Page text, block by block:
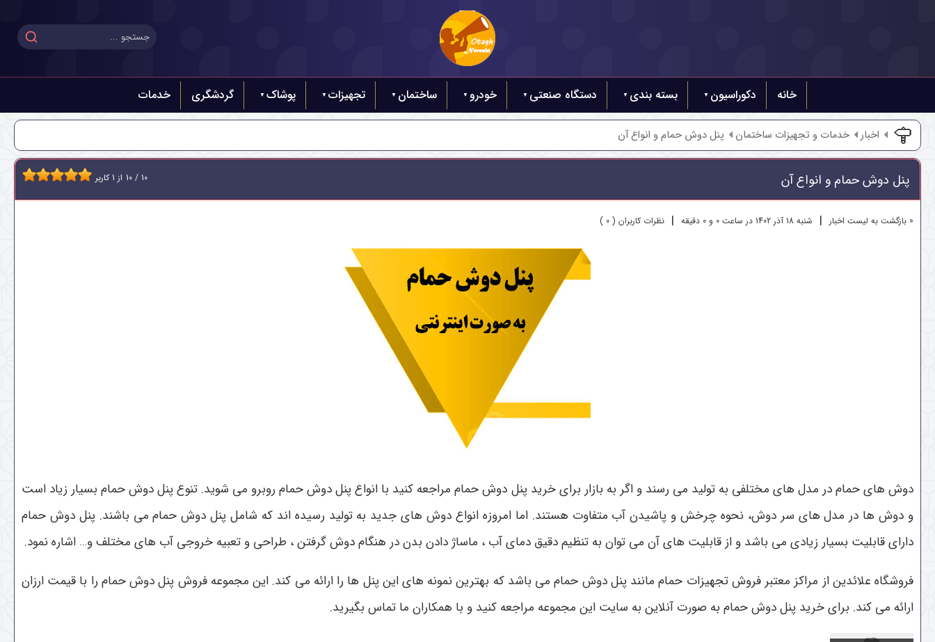
خانه دکوراسیون بسته بندی دستگاه صنعتی خودرو ساختمان تجهیزات پوشاک گردشگری خدمات
اخبار خدمات و تجهیزات ساختمان پنل دوش حمام و انواع آن
پنل دوش حمام و انواع آن 10 / 10 از 1 کاربر
« بازگشت به لیست اخبار | شنبه 18 آذر 1402 در ساعت 0 و 0 دقیقه | نظرات کاربران ( 0 )
دوش های حمام در مدل های مختلفی به تولید می رسند و اگر به بازار برای خرید پنل دوش حمام مراجعه کنید با انواع پنل دوش حمام روبرو می شوید. تنوع پنل دوش حمام بسیار زیاد است
و دوش ها در مدل های سر دوش، نحوه چرخش و پاشیدن آب متفاوت هستند. اما امروزه انواع دوش های جدید به تولید رسیده اند که شامل پنل دوش حمام می باشند. پنل دوش حمام
دارای قابلیت بسیار زیادی می باشد و از قابلیت های آن می توان به تنظیم دقیق دمای آب ، ماساژ دادن بدن در هنگام دوش گرفتن ، طراحی و تعبیه خروجی آب های مختلف و… اشاره نمود.
فروشگاه علائدین از مراکز معتبر فروش تجهیزات حمام مانند پنل دوش حمام می باشد که بهترین نمونه های این پنل ها را ارائه می کند. این مجموعه فروش پنل دوش حمام را با قیمت ارزان
ارائه می کند. برای خرید پنل دوش حمام به صورت آنلاین به سایت این مجموعه مراجعه کنید و با همکاران ما تماس بگیرید.